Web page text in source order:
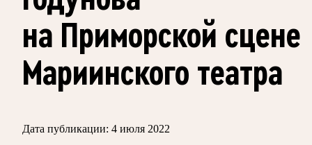
на Приморской сцене
Мариинского театра
Дата публикации: 4 июля 2022